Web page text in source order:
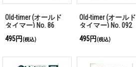
Old-timer (オールド
タイマー) No. 86
495円 (税込)
Old-timer (オールド
タイマー) No. 092
495円 (税込)